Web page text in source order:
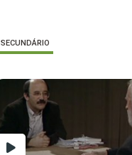
SECUNDÁRIO